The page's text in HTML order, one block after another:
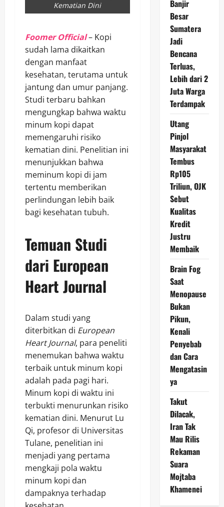
Kematian Dini
Foomer Official– Kopi
sudah lama dikaitkan
dengan manfaat
kesehatan, terutama untuk
jantung dan umur panjang.
Studi terbaru bahkan
mengungkap bahwa waktu
minum kopi dapat
memengaruhi risiko
kematian dini. Penelitian ini
menunjukkan bahwa
meminum kopi di jam
tertentu memberikan
perlindungan lebih baik
bagi kesehatan tubuh.
Temuan Studi
dari European
Heart Journal
Dalam studi yang
diterbitkan di European
Heart Journal, para peneliti
menemukan bahwa waktu
terbaik untuk minum kopi
adalah pada pagi hari.
Minum kopi di waktu ini
terbukti menurunkan risiko
kematian dini. Menurut Lu
Qi, profesor di Universitas
Tulane, penelitian ini
menjadi yang pertama
mengkaji pola waktu
minum kopi dan
dampaknya terhadap
Banjir
Besar
Sumatera
Jadi
Bencana
Terluas,
Lebih dari 2
Juta Warga
Terdampak
Utang
Pinjol
Masyarakat
Tembus
Rp105
Triliun, OJK
Sebut
Kualitas
Kredit
Justru
Membaik
Brain Fog
Saat
Menopause
Bukan
Pikun,
Kenali
Penyebab
dan Cara
Mengatasin
ya
Takut
Dilacak,
Iran Tak
Mau Rilis
Rekaman
Suara
Mojtaba
Khamenei